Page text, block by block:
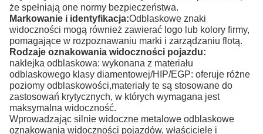
że spełniają one normy bezpieczeństwa.
Markowanie i identyfikacja:Odblaskowe znaki
widoczności mogą również zawierać logo lub kolory firmy,
pomagające w rozpoznawaniu marki i zarządzaniu flotą.
Rodzaje oznakowania widoczności pojazdu:
naklejka odblaskowa: wykonana z materiału
odblaskowego klasy diamentowej/HIP/EGP: oferuje różne
poziomy odblaskowości,materiały te są stosowane do
zastosowań krytycznych, w których wymagana jest
maksymalna widoczność.
Wprowadzając silnie widoczne metalowe odblaskowe
oznakowania widoczności pojazdów, właściciele i